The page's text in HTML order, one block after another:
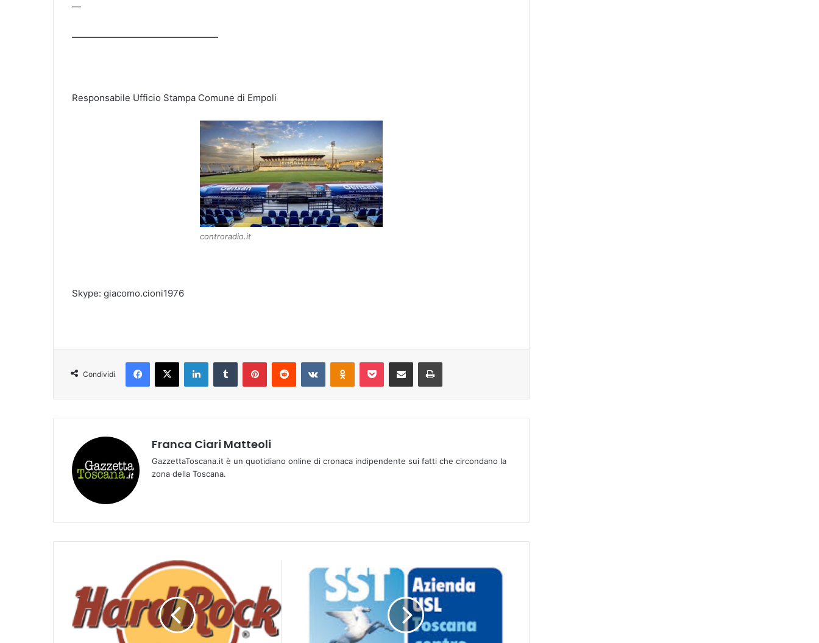
—
————————————————
Responsabile Ufficio Stampa Comune di Empoli
controradio.it
Skype: giacomo.cioni1976
Condividi
Franca Ciari Matteoli
GazzettaToscana.it è un quotidiano online di cronaca indipendente sui fatti che circondano la
zona della Toscana.
S
T
T